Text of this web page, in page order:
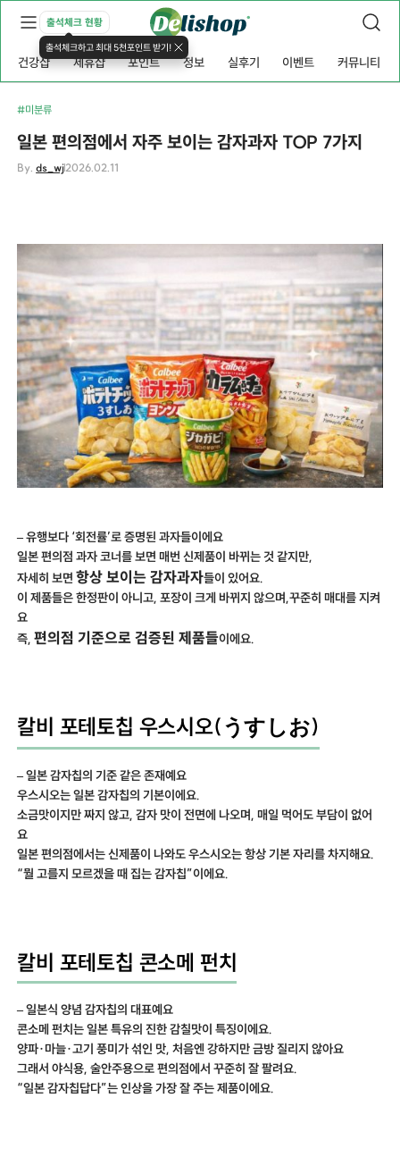
출석체크 현황
출석체크하고 최대 5천포인트 받기!
건강샵 제휴샵 포인트 정보 실후기 이벤트 커뮤니티
#미분류
일본 편의점에서 자주 보이는 감자과자 TOP 7가지
By.ds_wj2026.02.11
– 유행보다 ‘회전률’로 증명된 과자들이에요
일본 편의점 과자 코너를 보면 매번 신제품이 바뀌는 것 같지만,
자세히 보면항상 보이는 감자과자들이 있어요.
이 제품들은 한정판이 아니고, 포장이 크게 바뀌지 않으며,꾸준히 매대를 지켜
요
즉,편의점 기준으로 검증된 제품들이에요.
칼비 포테토칩 우스시오(うすしお)
– 일본 감자칩의 기준 같은 존재예요
우스시오는 일본 감자칩의 기본이에요.
소금맛이지만 짜지 않고, 감자 맛이 전면에 나오며, 매일 먹어도 부담이 없어
요
일본 편의점에서는 신제품이 나와도 우스시오는 항상 기본 자리를 차지해요.
“뭘 고를지 모르겠을 때 집는 감자칩”이에요.
칼비 포테토칩 콘소메 펀치
– 일본식 양념 감자칩의 대표예요
콘소메 펀치는 일본 특유의 진한 감칠맛이 특징이에요.
양파·마늘·고기 풍미가 섞인 맛, 처음엔 강하지만 금방 질리지 않아요
그래서 야식용, 술안주용으로 편의점에서 꾸준히 잘 팔려요.
“일본 감자칩답다”는 인상을 가장 잘 주는 제품이에요.